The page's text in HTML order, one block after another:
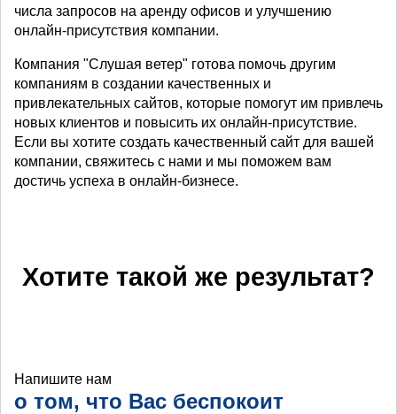
числа запросов на аренду офисов и улучшению
онлайн-присутствия компании.
Компания "Слушая ветер" готова помочь другим
компаниям в создании качественных и
привлекательных сайтов, которые помогут им привлечь
новых клиентов и повысить их онлайн-присутствие.
Если вы хотите создать качественный сайт для вашей
компании, свяжитесь с нами и мы поможем вам
достичь успеха в онлайн-бизнесе.
Хотите такой же результат?
Напишите нам
о том, что Вас беспокоит